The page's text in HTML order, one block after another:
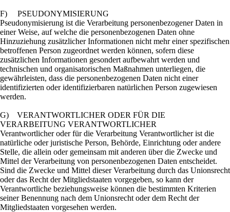
F) PSEUDONYMISIERUNG
Pseudonymisierung ist die Verarbeitung personenbezogener Daten in
einer Weise, auf welche die personenbezogenen Daten ohne
Hinzuziehung zusätzlicher Informationen nicht mehr einer spezifischen
betroffenen Person zugeordnet werden können, sofern diese
zusätzlichen Informationen gesondert aufbewahrt werden und
technischen und organisatorischen Maßnahmen unterliegen, die
gewährleisten, dass die personenbezogenen Daten nicht einer
identifizierten oder identifizierbaren natürlichen Person zugewiesen
werden.
G) VERANTWORTLICHER ODER FÜR DIE
VERARBEITUNG VERANTWORTLICHER
Verantwortlicher oder für die Verarbeitung Verantwortlicher ist die
natürliche oder juristische Person, Behörde, Einrichtung oder andere
Stelle, die allein oder gemeinsam mit anderen über die Zwecke und
Mittel der Verarbeitung von personenbezogenen Daten entscheidet.
Sind die Zwecke und Mittel dieser Verarbeitung durch das Unionsrecht
oder das Recht der Mitgliedstaaten vorgegeben, so kann der
Verantwortliche beziehungsweise können die bestimmten Kriterien
seiner Benennung nach dem Unionsrecht oder dem Recht der
Mitgliedstaaten vorgesehen werden.